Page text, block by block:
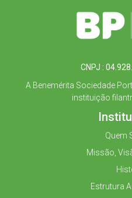
CNPJ :
A Benemérita Sociedade
instituição
Quem
Missão,
Estrutura